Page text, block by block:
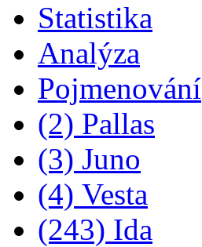
Statistika
Analýza
Pojmenování
(2) Pallas
(3) Juno
(4) Vesta
(243) Ida